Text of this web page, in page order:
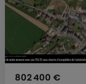
802 400 €